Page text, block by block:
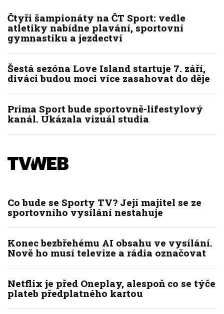
Čtyři šampionáty na ČT Sport: vedle
atletiky nabídne plavání, sportovní
gymnastiku a jezdectví
Šestá sezóna Love Island startuje 7. září,
diváci budou moci více zasahovat do děje
Prima Sport bude sportovně-lifestylový
kanál. Ukázala vizuál studia
Co bude se Sporty TV? Její majitel se ze
sportovního vysílání nestahuje
Konec bezbřehému AI obsahu ve vysílání.
Nově ho musí televize a rádia označovat
Netflix je před Oneplay, alespoň co se týče
plateb předplatného kartou